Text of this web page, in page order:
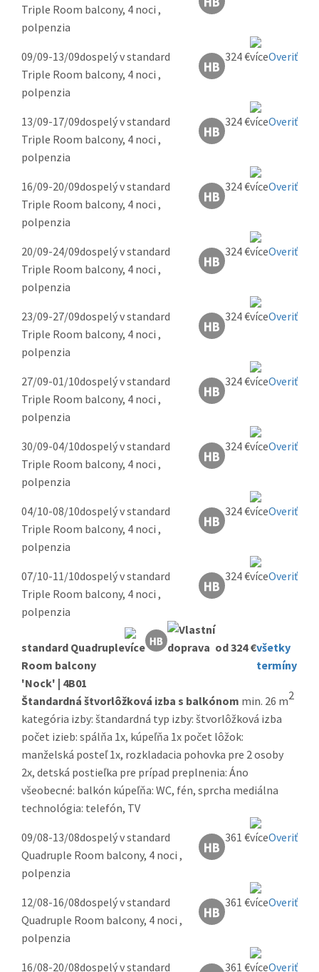
Triple Room balcony, 4 noci ,
polpenzia
09/09-13/09dospelý v standard
Triple Room balcony, 4 noci ,
polpenzia
324 € Overiť
13/09-17/09dospelý v standard
Triple Room balcony, 4 noci ,
polpenzia
324 € Overiť
16/09-20/09dospelý v standard
Triple Room balcony, 4 noci ,
polpenzia
324 € Overiť
20/09-24/09dospelý v standard
Triple Room balcony, 4 noci ,
polpenzia
324 € Overiť
23/09-27/09dospelý v standard
Triple Room balcony, 4 noci ,
polpenzia
324 € Overiť
27/09-01/10dospelý v standard
Triple Room balcony, 4 noci ,
polpenzia
324 € Overiť
30/09-04/10dospelý v standard
Triple Room balcony, 4 noci ,
polpenzia
324 € Overiť
04/10-08/10dospelý v standard
Triple Room balcony, 4 noci ,
polpenzia
324 € Overiť
07/10-11/10dospelý v standard
Triple Room balcony, 4 noci ,
polpenzia
324 € Overiť
standard Quadruple
Room balcony
'Nock' | 4B01
od 324 €všetky
termíny
Štandardná štvorlôžková izba s balkónom min. 26 m2
kategória izby: štandardná typ izby: štvorlôžková izba
počet izieb: spálňa 1x, kúpeľňa 1x počet lôžok:
manželská posteľ 1x, rozkladacia pohovka pre 2 osoby
2x, detská postieľka pre prípad preplnenia: Áno
všeobecné: balkón kúpeľňa: WC, fén, sprcha mediálna
technológia: telefón, TV
09/08-13/08dospelý v standard
Quadruple Room balcony, 4 noci ,
polpenzia
361 € Overiť
12/08-16/08dospelý v standard
Quadruple Room balcony, 4 noci ,
polpenzia
361 € Overiť
16/08-20/08dospelý v standard 361 € Overiť